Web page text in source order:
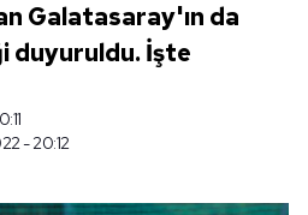
Galatasaray'ın da
duyuruldu. İşte
- 20:12